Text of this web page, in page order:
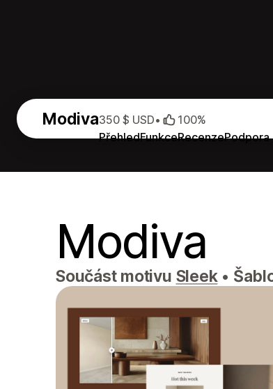
Modiva
PřehledFunkceRecenzePodpora
350 $ USD• 100%
Modiva
Součást motivu Sleek •